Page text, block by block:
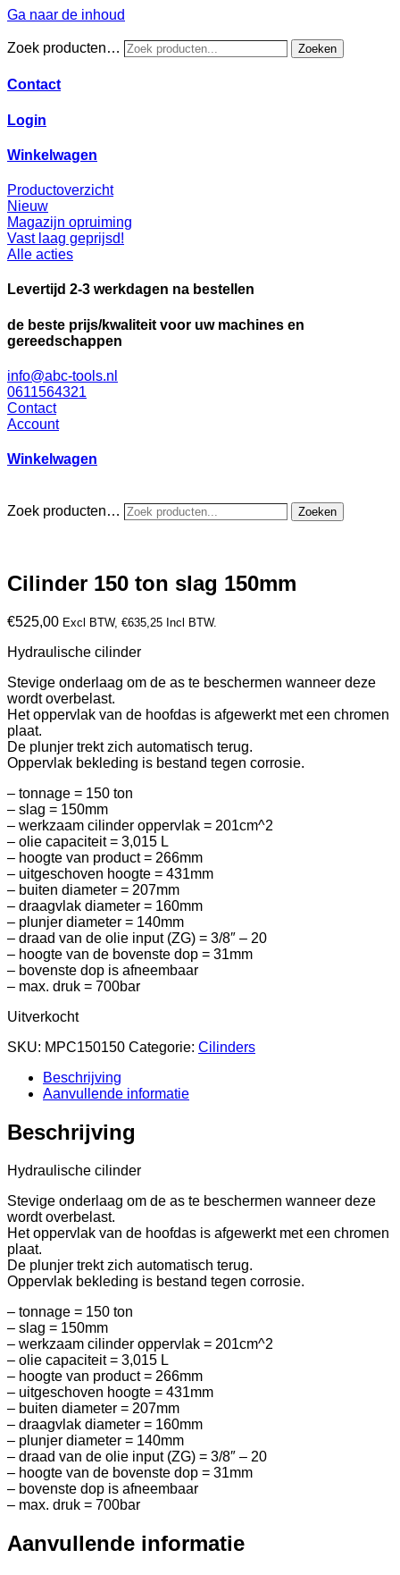
Ga naar de inhoud
Zoek producten… Zoeken
Contact
Login
Winkelwagen
Productoverzicht
Nieuw
Magazijn opruiming
Vast laag geprijsd!
Alle acties
Levertijd 2-3 werkdagen na bestellen
de beste prijs/kwaliteit voor uw machines en
gereedschappen
info@abc-tools.nl
0611564321
Contact
Account
Winkelwagen
Zoek producten… Zoeken
Cilinder 150 ton slag 150mm
€525,00 Excl BTW, €635,25 Incl BTW.
Hydraulische cilinder
Stevige onderlaag om de as te beschermen wanneer deze
wordt overbelast.
Het oppervlak van de hoofdas is afgewerkt met een chromen
plaat.
De plunjer trekt zich automatisch terug.
Oppervlak bekleding is bestand tegen corrosie.
– tonnage = 150 ton
– slag = 150mm
– werkzaam cilinder oppervlak = 201cm^2
– olie capaciteit = 3,015 L
– hoogte van product = 266mm
– uitgeschoven hoogte = 431mm
– buiten diameter = 207mm
– draagvlak diameter = 160mm
– plunjer diameter = 140mm
– draad van de olie input (ZG) = 3/8″ – 20
– hoogte van de bovenste dop = 31mm
– bovenste dop is afneembaar
– max. druk = 700bar
Uitverkocht
SKU: MPC150150 Categorie: Cilinders
Beschrijving
Aanvullende informatie
Beschrijving
Hydraulische cilinder
Stevige onderlaag om de as te beschermen wanneer deze
wordt overbelast.
Het oppervlak van de hoofdas is afgewerkt met een chromen
plaat.
De plunjer trekt zich automatisch terug.
Oppervlak bekleding is bestand tegen corrosie.
– tonnage = 150 ton
– slag = 150mm
– werkzaam cilinder oppervlak = 201cm^2
– olie capaciteit = 3,015 L
– hoogte van product = 266mm
– uitgeschoven hoogte = 431mm
– buiten diameter = 207mm
– draagvlak diameter = 160mm
– plunjer diameter = 140mm
– draad van de olie input (ZG) = 3/8″ – 20
– hoogte van de bovenste dop = 31mm
– bovenste dop is afneembaar
– max. druk = 700bar
Aanvullende informatie